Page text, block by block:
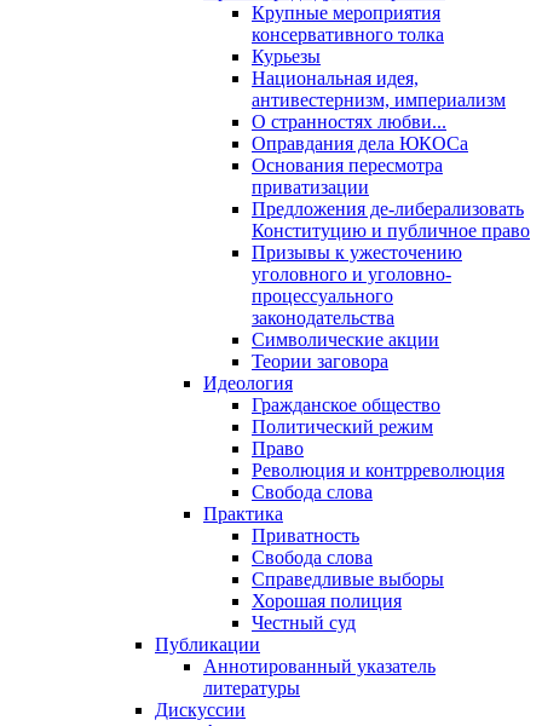
Крупные мероприятия
консервативного толка
Курьезы
Национальная идея,
антивестернизм, империализм
О странностях любви...
Оправдания дела ЮКОСа
Основания пересмотра
приватизации
Предложения де-либерализовать
Конституцию и публичное право
Призывы к ужесточению
уголовного и уголовно-
процессуального
законодательства
Символические акции
Теории заговора
Идеология
Гражданское общество
Политический режим
Право
Революция и контрреволюция
Свобода слова
Практика
Приватность
Свобода слова
Справедливые выборы
Хорошая полиция
Честный суд
Публикации
Аннотированный указатель
литературы
Дискуссии